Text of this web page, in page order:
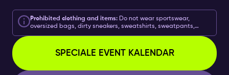
Prohibited clothing and items: Do not wear sportswear,
oversized bags, dirty sneakers, sweatshirts, sweatpants,
SPECIALE EVENT KALENDAR